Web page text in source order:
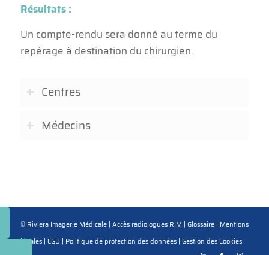
Résultats :
Un compte-rendu sera donné au terme du
repérage à destination du chirurgien.
Centres
Médecins
© Riviera Imagerie Médicale | Accès radiologues RIM | Glossaire| Mentions
légales| CGU | Politique de protection des données| Gestion des Cookies